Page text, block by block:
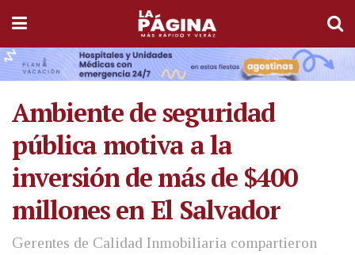
Ambiente de seguridad
pública motiva a la
inversión de más de $400
millones en El Salvador
Gerentes de Calidad Inmobiliaria compartieron